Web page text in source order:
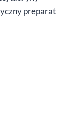
preparat